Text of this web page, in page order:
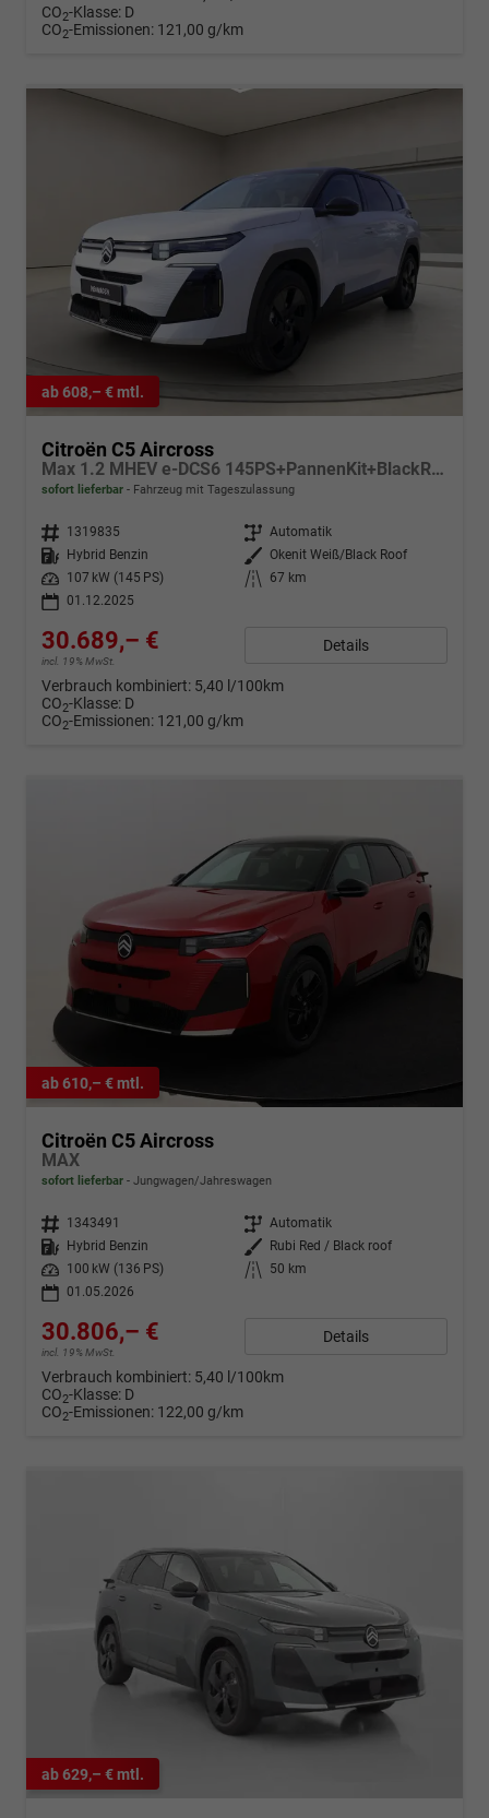
CO2-Klasse: D
CO2-Emissionen: 121,00 g/km
ab 608,– € mtl.
Citroën C5 Aircross
Max 1.2 MHEV e-DCS6 145PS+PannenKit+BlackRoof Matrix-LED+BlackRoof**sofort verfügbar**
sofort lieferbar Fahrzeug mit Tageszulassung
Fahrzeugnr. 1319835 Getriebe Automatik
Kraftstoff
Hybrid Benzin Außenfarbe Okenit Weiß/Black Roof
Leistung
107 kW (145 PS) Kilometerstand
67 km
01.12.2025
30.689,– €
incl. 19% MwSt.
Details
Verbrauch kombiniert: 5,40 l/100km
CO2-Klasse: D
CO2-Emissionen: 121,00 g/km
ab 610,– € mtl.
Citroën C5 Aircross
MAX
sofort lieferbar Jungwagen/Jahreswagen
Fahrzeugnr. 1343491 Getriebe Automatik
Kraftstoff
Hybrid Benzin Außenfarbe
Rubi Red / Black roof
Leistung
100 kW (136 PS) Kilometerstand
50 km
01.05.2026
30.806,– €
incl. 19% MwSt.
Details
Verbrauch kombiniert: 5,40 l/100km
CO2-Klasse: D
CO2-Emissionen: 122,00 g/km
ab 629,– € mtl.